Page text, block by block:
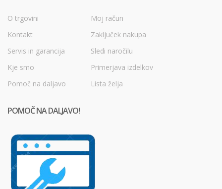
O trgovini
Kontakt
Servis in garancija
Kje smo
Pomoč na daljavo
Moj račun
Zaključek nakupa
Sledi naročilu
Primerjava izdelkov
Lista želja
POMOČ NA DALJAVO!